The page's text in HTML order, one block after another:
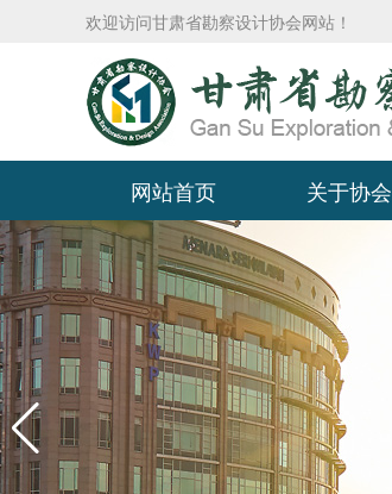
欢迎访问甘肃省勘察设计协会网站！
网站首页 关于协会